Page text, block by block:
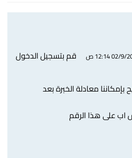
12:14 ص
قم بتسجيل الدخول
معادلة الخبرة بعد
اب على هذا الرقم